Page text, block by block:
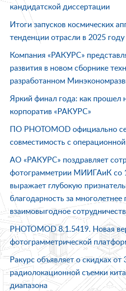
кандидатской диссертации
Итоги запусков космических
тенденции отрасли в 2025 году
Компания «РАКУРС»
развития в новом сборнике
разработанном
Яркий финал года: как прошел
корпоратив «РАКУРС»
ПО PHOTOMOD официально
совместимость с
АО «РАКУРС» поздравляет
фотограмметрии МИИГАиК со
выражает глубокую
благодарность за
взаимовыгодное
PHOTOMOD 8.1.5419. Новая
фотограмметрической
Ракурс объявляет о скидках
радиолокационной съемки
диапазона